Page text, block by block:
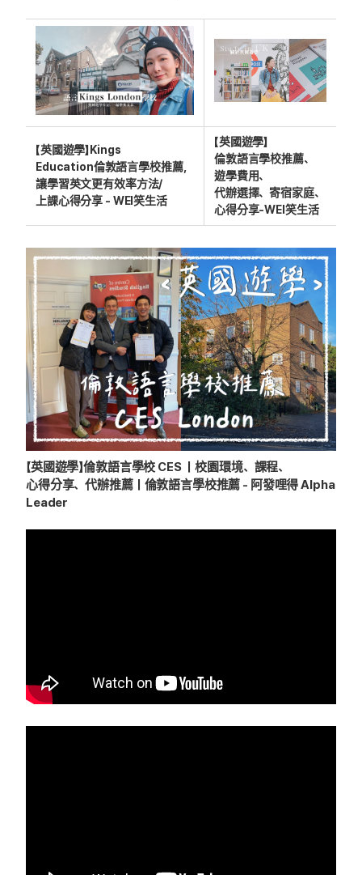
【英國遊學】Kings
Education倫敦語言學校推薦，
讓學習英文更有效率方法/
上課心得分享 - WEI笑生活
【英國遊學】
倫敦語言學校推薦、
遊學費用、
代辦選擇、寄宿家庭、
心得分享-WEI笑生活
【英國遊學】倫敦語言學校 CES ｜校園環境、課程、
心得分享、代辦推薦｜倫敦語言學校推薦 - 阿發哩得 Alpha
Leader